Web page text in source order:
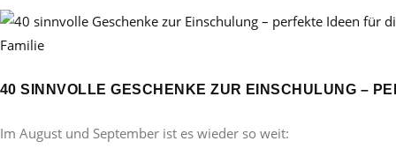
Familie
40 SINNVOLLE GESCHENKE ZUR EINSCHULUNG –
Im August und September ist es wieder so weit: